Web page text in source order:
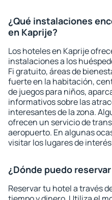
¿Qué instalaciones
en Kaprije?
Los hoteles en Kaprije
instalaciones a los
Fi gratuito, áreas de
fuerte en la habitación,
de juegos para niños,
informativos sobre las
interesantes de la zona.
ofrecen un servicio de
aeropuerto. En algunas
visitar los lugares de
¿Dónde puedo
Reservar tu hotel a través